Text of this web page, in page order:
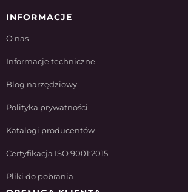
INFORMACJE
O nas
Informacje techniczne
Blog narzędziowy
Polityka prywatności
Katalogi producentów
Certyfikacja ISO 9001:2015
Pliki do pobrania